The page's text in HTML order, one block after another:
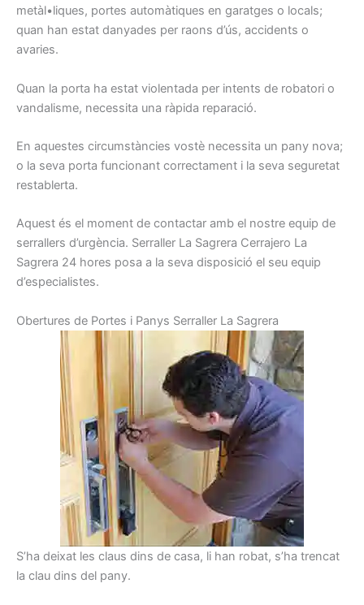
metàl•liques, portes automàtiques en garatges o locals;
quan han estat danyades per raons d’ús, accidents o
avaries.
Quan la porta ha estat violentada per intents de robatori o
vandalisme, necessita una ràpida reparació.
En aquestes circumstàncies vostè necessita un pany nova;
o la seva porta funcionant correctament i la seva seguretat
restablerta.
Aquest és el moment de contactar amb el nostre equip de
serrallers d’urgència. Serraller La Sagrera Cerrajero La
Sagrera 24 hores posa a la seva disposició el seu equip
d’especialistes.
Obertures de Portes i Panys Serraller La Sagrera
S’ha deixat les claus dins de casa, li han robat, s’ha trencat
la clau dins del pany.